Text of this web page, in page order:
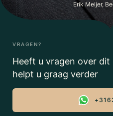
Erik Meijer,
VRAGEN?
Heeft u vragen over dit
helpt u graag verder